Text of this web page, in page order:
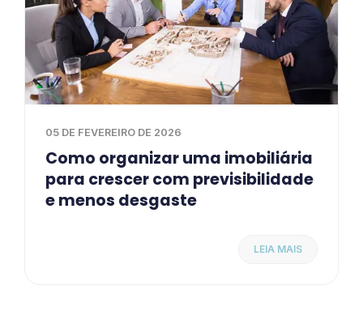
05 DE FEVEREIRO DE 2026
Como organizar uma imobiliária
para crescer com previsibilidade
e menos desgaste
LEIA MAIS